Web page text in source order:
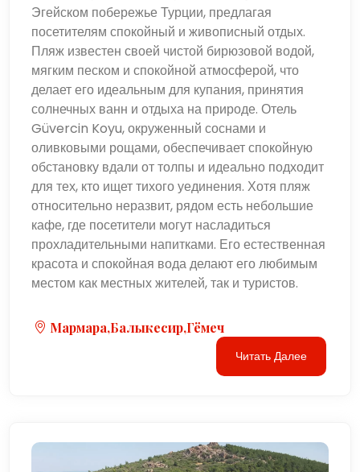
Эгейском побережье Турции, предлагая
посетителям спокойный и живописный отдых.
Пляж известен своей чистой бирюзовой водой,
мягким песком и спокойной атмосферой, что
делает его идеальным для купания, принятия
солнечных ванн и отдыха на природе. Отель
Güvercin Koyu, окруженный соснами и
оливковыми рощами, обеспечивает спокойную
обстановку вдали от толпы и идеально подходит
для тех, кто ищет тихого уединения. Хотя пляж
относительно неразвит, рядом есть небольшие
кафе, где посетители могут насладиться
прохладительными напитками. Его естественная
красота и спокойная вода делают его любимым
местом как местных жителей, так и туристов.
Мармара,Балыкесир,Гёмеч
Читать Далее